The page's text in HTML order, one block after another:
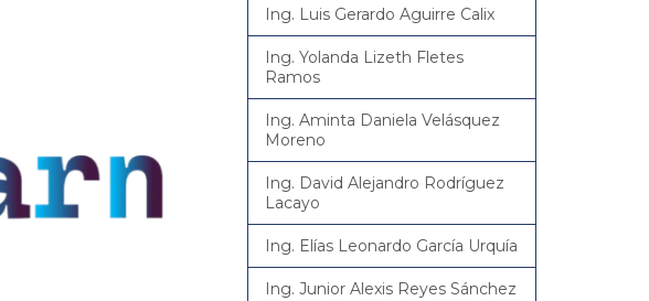
Ing. Luis Gerardo Aguirre Calix
Ing. Yolanda Lizeth Fletes
Ramos
Ing. Aminta Daniela Velásquez
Moreno
Ing. David Alejandro Rodríguez
Lacayo
Ing. Elías Leonardo García Urquía
Ing. Junior Alexis Reyes Sánchez